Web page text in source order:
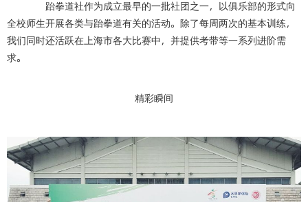
跆拳道社作为成立最早的一批社团之一，以俱乐部的形式向
全校师生开展各类与跆拳道有关的活动。除了每周两次的基本训练，
我们同时还活跃在上海市各大比赛中，并提供考带等一系列进阶需
求。
精彩瞬间